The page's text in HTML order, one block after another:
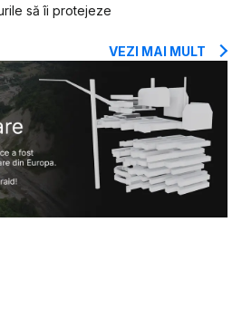
să îi protejeze
VEZI MAI MULT